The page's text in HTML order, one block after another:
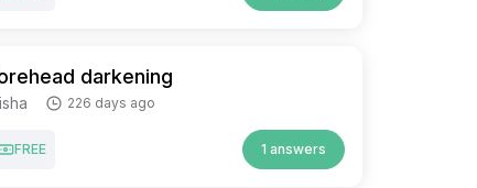
darkening
226 days ago
FREE 1 answers